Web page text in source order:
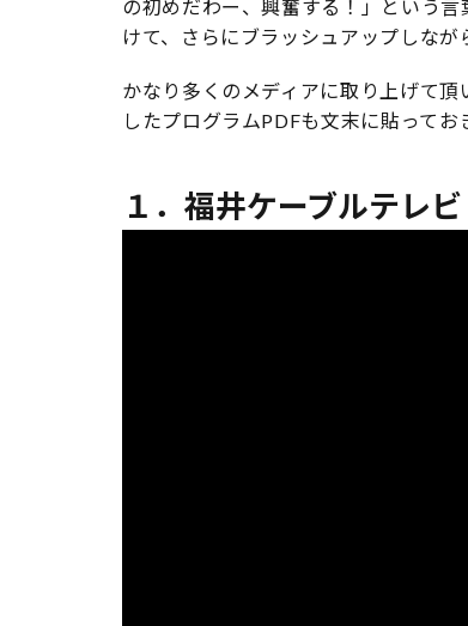
の初めだわー、興奮する！」という
けて、さらにブラッシュアップしなが
かなり多くのメディアに取り上げて
したプログラムPDFも文末に貼ってお
１．福井ケーブルテレ